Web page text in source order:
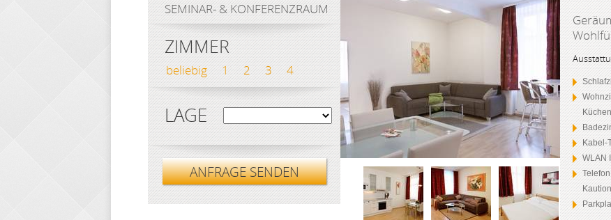
Kabel-
WLAN
SEMINAR- & KONFERENZRAUM
ZIMMER
beliebig 1 2 3 4
LAGE
ANFRAGE SENDEN